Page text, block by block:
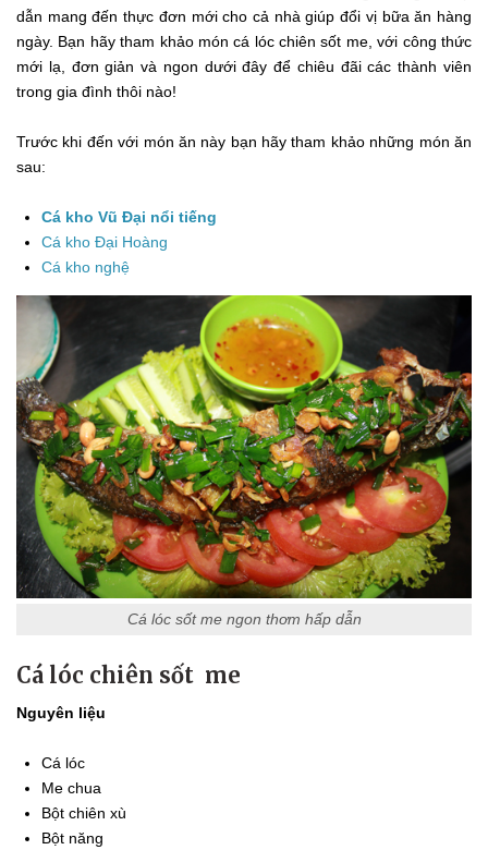
dẫn mang đến thực đơn mới cho cả nhà giúp đổi vị bữa ăn hàng
ngày. Bạn hãy tham khảo món cá lóc chiên sốt me, với công thức
mới lạ, đơn giản và ngon dưới đây để chiêu đãi các thành viên
trong gia đình thôi nào!
Trước khi đến với món ăn này bạn hãy tham khảo những món ăn
sau:
Cá kho Vũ Đại nổi tiếng
Cá kho Đại Hoàng
Cá kho nghệ
Cá lóc sốt me ngon thơm hấp dẫn
Cá lóc chiên sốt me
Nguyên liệu
Cá lóc
Me chua
Bột chiên xù
Bột năng